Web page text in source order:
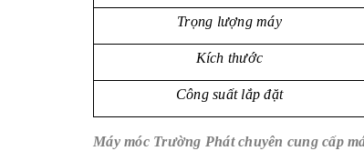
Trọng lượng máy
Kích thước
Công suất lắp đặt
Máy móc Trường Phát chuyên cung cấp